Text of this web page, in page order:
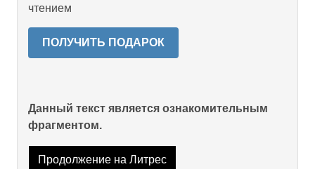
чтением
ПОЛУЧИТЬ ПОДАРОК
Данный текст является ознакомительным
фрагментом.
Продолжение на Литрес